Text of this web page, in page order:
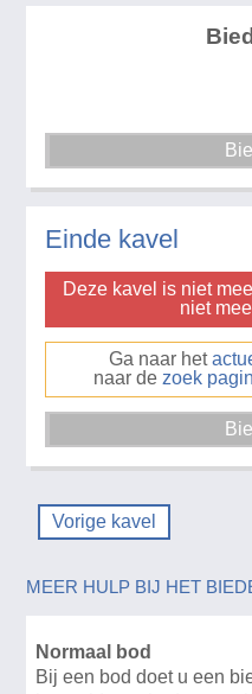
Einde kavel
Deze kavel is niet
niet
Ga naar het
naar de zoek
Vorige kavel
MEER HULP BIJ HET
Normaal bod
Bij een bod doet u een